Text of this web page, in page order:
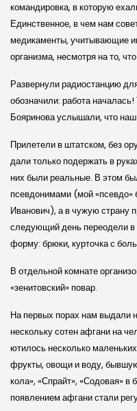
командировка, в которую
Единственное, в чем нам
медикаменты, учитывающие
организма, несмотря на то,
Развернули радиостанцию
обозначили: работа
Бояринова услышали, что наш
Прилетели в штатском, без
дали только подержать в
них были реальные. В этом
псевдонимами (мой «псевдо»
Иванович), а в чужую страну
следующий день переодели в
форму: брюки, курточка с
В отдельной комнате
«зенитов­ский» повар.
На первых порах нам выдали
нескольку сотен афгани на
ютилось несколько
фрукты, овощи и воду,
кола», «Спрайт», «Содовая»
появлением афгани стали